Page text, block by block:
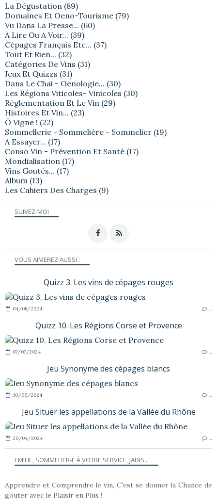
SUIVEZ-MOI
VOUS AIMEREZ AUSSI :
Quizz 3. Les vins de cépages rouges
04/08/2024 …
Quizz 10. Les Régions Corse et Provence
07/07/2024 …
Jeu Synonyme des cépages blancs
30/06/2024 …
Jeu Situer les appellations de la Vallée du Rhône
20/04/2024 …
La Dégustation (89)
Domaines Et Oeno-Tourisme (79)
Vu Dans La Presse... (60)
A Lire Ou A Voir... (39)
Cépages Français Etc... (37)
Tout Et Rien... (32)
Catégories De Vins (31)
Jeux Et Quizzs (31)
Dans Le Chai - Oenologie... (30)
Les Régions Viticoles- Vinicoles (30)
Règlementation Et Le Vin (29)
Histoires Et Vin... (23)
Ô Vigne ! (22)
Sommellerie - Sommelière - Sommelier (19)
A Essayer... (17)
Conso Vin - Prévention Et Santé (17)
Mondialisation (17)
Vins Goutés... (17)
Album (13)
Les Cahiers Des Charges (9)
EMILIE, SOMMELIER-E À VOTRE SERVICE, JADIS...
Apprendre et Comprendre le vin, C'est se donner la Chance de
gouter avec le Plaisir en Plus !